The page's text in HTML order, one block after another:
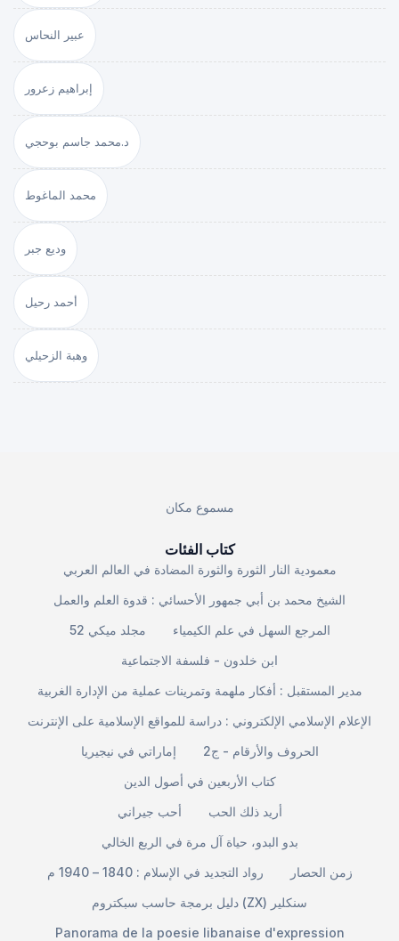
عبير النحاس
إبراهيم زعرور
د.محمد جاسم بوحجي
محمد الماغوط
وديع جبر
أحمد رحيل
وهبة الزحيلي
مسموع مكان
كتاب الفئات
معمودية النار الثورة والثورة المضادة في العالم العربي
الشيخ محمد بن أبي جمهور الأحسائي : قدوة العلم والعمل
مجلد ميكي 52
المرجع السهل في علم الكيمياء
ابن خلدون - فلسفة الاجتماعية
مدير المستقبل : أفكار ملهمة وتمرينات عملية من الإدارة الغربية
الإعلام الإسلامي الإلكتروني : دراسة للمواقع الإسلامية على الإنترنت
إماراتي في نيجيريا
الحروف والأرقام - ج2
كتاب الأربعين في أصول الدين
أحب جيراني
أريد ذلك الحب
بدو البدو، حياة آل مرة في الربع الخالي
رواد التجديد في الإسلام : 1840 – 1940 م
زمن الحصار
دليل برمجة حاسب سبكتروم (ZX) سنكلير
Panorama de la poesie libanaise d'expression